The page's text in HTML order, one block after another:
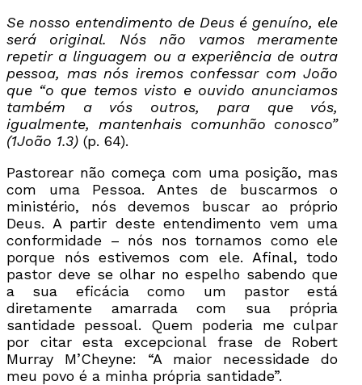
Se nosso entendimento de Deus é genuíno, ele
será original. Nós não vamos meramente
repetir a linguagem ou a experiência de outra
pessoa, mas nós iremos confessar com João
que “o que temos visto e ouvido anunciamos
também a vós outros, para que vós,
igualmente, mantenhais comunhão conosco”
(1João 1.3) (p. 64).
Pastorear não começa com uma posição, mas
com uma Pessoa. Antes de buscarmos o
ministério, nós devemos buscar ao próprio
Deus. A partir deste entendimento vem uma
conformidade – nós nos tornamos como ele
porque nós estivemos com ele. Afinal, todo
pastor deve se olhar no espelho sabendo que
a sua eficácia como um pastor está
diretamente amarrada com sua própria
santidade pessoal. Quem poderia me culpar
por citar esta excepcional frase de Robert
Murray M’Cheyne: “A maior necessidade do
meu povo é a minha própria santidade”.